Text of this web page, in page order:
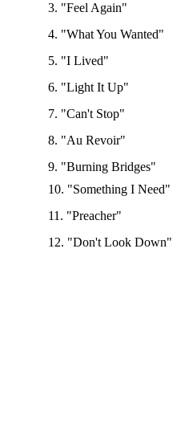
3. "Feel Again"
4. "What You Wanted"
5. "I Lived"
6. "Light It Up"
7. "Can't Stop"
8. "Au Revoir"
9. "Burning Bridges"
10. "Something I Need"
11. "Preacher"
12. "Don't Look Down"